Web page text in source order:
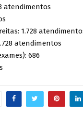
atendimentos
1.728
atendimentos
686